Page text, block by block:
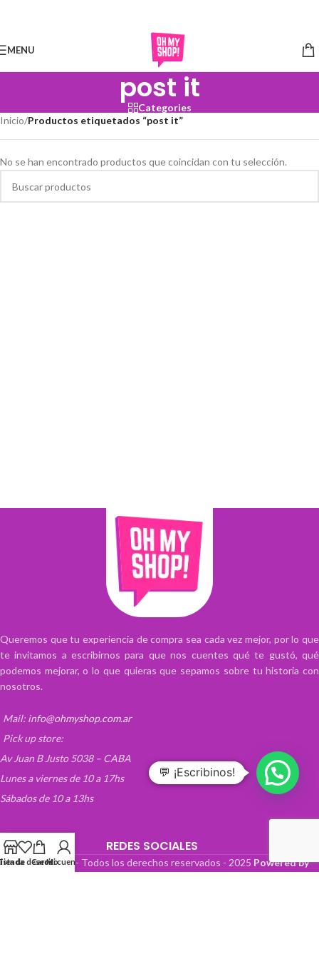
MENU
post it
Categories
Inicio/Productos etiquetados “post it”
No se han encontrado productos que coincidan con tu selección.
Queremos que tu experiencia de compra sea cada vez mejor, por lo que
te invitamos a escribirnos para que nos cuentes qué te gustó, qué
podemos mejorar, o lo que quieras que sepamos sobre tu historia con
nosotros.
Mail: info@ohmyshop.com.ar
Pick up store:
Av Juan B Justo 5038 – CABA
Lunes a viernes de 10 a 17hs
Sábados de 10 a 13hs
REDES SOCIALES
OhMyTienda! - Todos los derechos reservados - 2025 Powered by
de deseos
CarritoMi cuenta
💬 ¡Escribinos!